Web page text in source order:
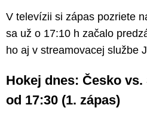
V televízii si zápas pozriete
sa už o 17:10 h začalo
ho aj v streamovacej službe
Hokej dnes: Česko
od 17:30 (1. zápas)